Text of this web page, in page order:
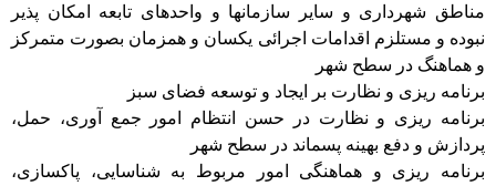
مناطق شهرداری و سایر سازمانها و واحدهای تابعه امکان پذیر
نبوده و مستلزم اقدامات اجرائی یکسان و همزمان بصورت متمرکز
و هماهنگ در سطح شهر
برنامه ریزی و نظارت بر ایجاد و توسعه فضای سبز
برنامه ریزی و نظارت در حسن انتظام امور جمع آوری، حمل،
پردازش و دفع بهینه پسماند در سطح شهر
برنامه ریزی و هماهنگی امور مربوط به شناسایی، پاکسازی،